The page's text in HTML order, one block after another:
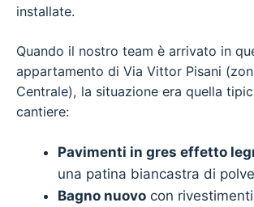
installate.
Quando il nostro team è arrivato in
appartamento di Via Vittor Pisani
Centrale), la situazione era quella
cantiere:
Pavimenti in gres effetto
una patina biancastra di
Bagno nuovo con